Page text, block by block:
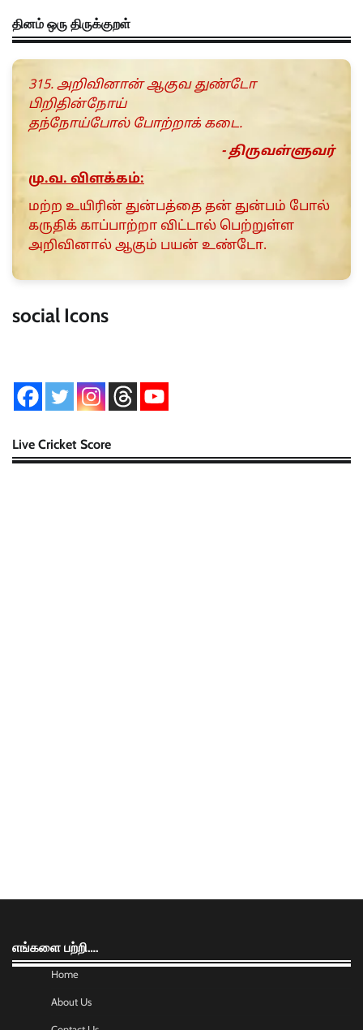
தினம் ஒரு திருக்குறள்
315. அறிவினான் ஆகுவ துண்டோ
பிறிதின்நோய்
தந்நோய்போல் போற்றாக் கடை.
- திருவள்ளுவர்
மு.வ. விளக்கம்:
மற்ற உயிரின் துன்பத்தை தன் துன்பம் போல்
கருதிக் காப்பாற்றா விட்டால் பெற்றுள்ள
அறிவினால் ஆகும் பயன் உண்டோ.
social Icons
Live Cricket Score
எங்களை பற்றி….
Home
About Us